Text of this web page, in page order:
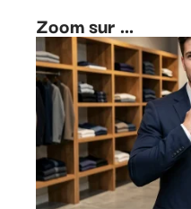
Zoom sur ...